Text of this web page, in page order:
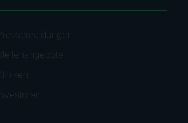
Pressemeldungen
Stellenangebote
Investoren